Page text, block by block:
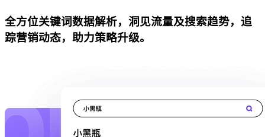
全方位关键词数据解析，洞见流量及搜索趋势，追
踪营销动态，助力策略升级。